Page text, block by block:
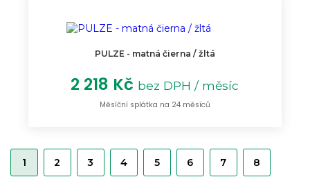
PULZE - matná čierna / žltá
2 218 Kč bez DPH / měsíc
Měsíční splátka na 24 měsíců
1 2 3 4 5 6 7 8